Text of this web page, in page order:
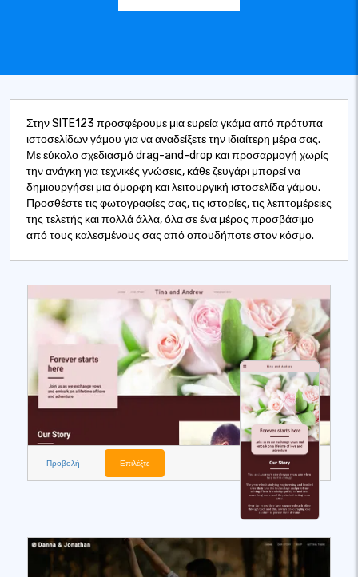
Στην SITE123 προσφέρουμε μια ευρεία γκάμα από πρότυπα
ιστοσελίδων γάμου για να αναδείξετε την ιδιαίτερη μέρα σας.
Με εύκολο σχεδιασμό drag-and-drop και προσαρμογή χωρίς
την ανάγκη για τεχνικές γνώσεις, κάθε ζευγάρι μπορεί να
δημιουργήσει μια όμορφη και λειτουργική ιστοσελίδα γάμου.
Προσθέστε τις φωτογραφίες σας, τις ιστορίες, τις λεπτομέρειες
της τελετής και πολλά άλλα, όλα σε ένα μέρος προσβάσιμο
από τους καλεσμένους σας από οπουδήποτε στον κόσμο.
Προβολή Επιλέξτε